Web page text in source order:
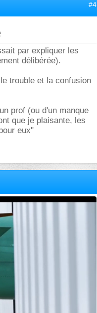
#4
par expliquer les
délibérée).
trouble et la confusion
prof (ou d'un manque
que je plaisante, les
eux"